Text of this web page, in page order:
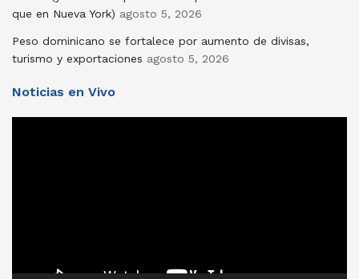
que en Nueva York) agosto 5, 2026
Peso dominicano se fortalece por aumento de divisas,
turismo y exportaciones agosto 5, 2026
Noticias en Vivo